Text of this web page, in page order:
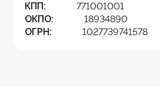
КПП:
771001001
ОКПО:
18934890
ОГРН:
1027739741578